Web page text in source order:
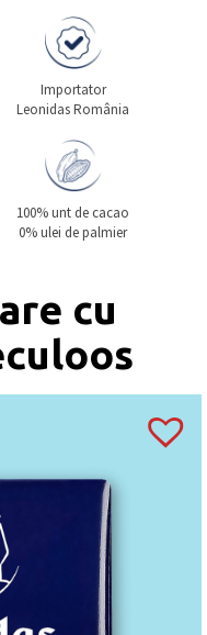
Importator
Leonidas România
100% unt de cacao
0% ulei de palmier
cu